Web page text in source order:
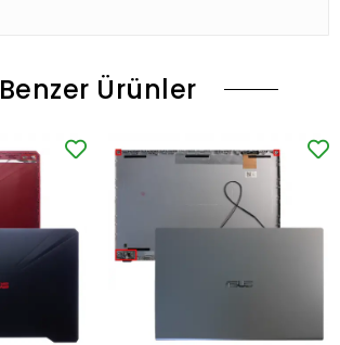
Benzer Ürünler